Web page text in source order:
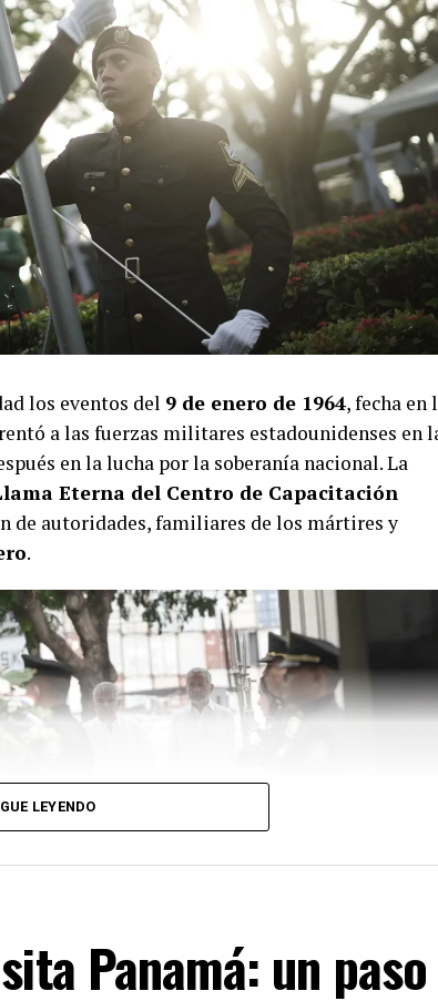
los eventos del 9 de enero de 1964, fecha en
a las fuerzas militares estadounidenses en
en la lucha por la soberanía nacional. La
Eterna del Centro de Capacitación
de autoridades, familiares de los mártires y
.
LEYENDO
Panamá: un paso